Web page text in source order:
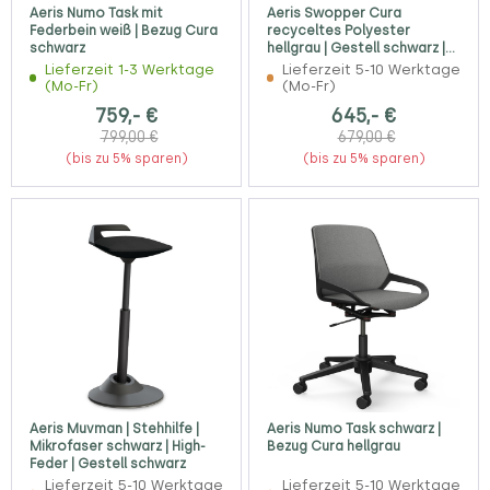
Aeris Numo Task mit
Federbein weiß | Bezug Cura
schwarz
Lieferzeit 1-3 Werktage
(Mo-Fr)
759,- €
799,00 €
(bis zu 5% sparen)
Aeris Swopper Cura
recyceltes Polyester
hellgrau | Gestell schwarz |
Gleiter
Lieferzeit 5-10 Werktage
(Mo-Fr)
645,- €
679,00 €
(bis zu 5% sparen)
Aeris Muvman | Stehhilfe |
Mikrofaser schwarz | High-
Feder | Gestell schwarz
Lieferzeit 5-10 Werktage
Aeris Numo Task schwarz |
Bezug Cura hellgrau
Lieferzeit 5-10 Werktage